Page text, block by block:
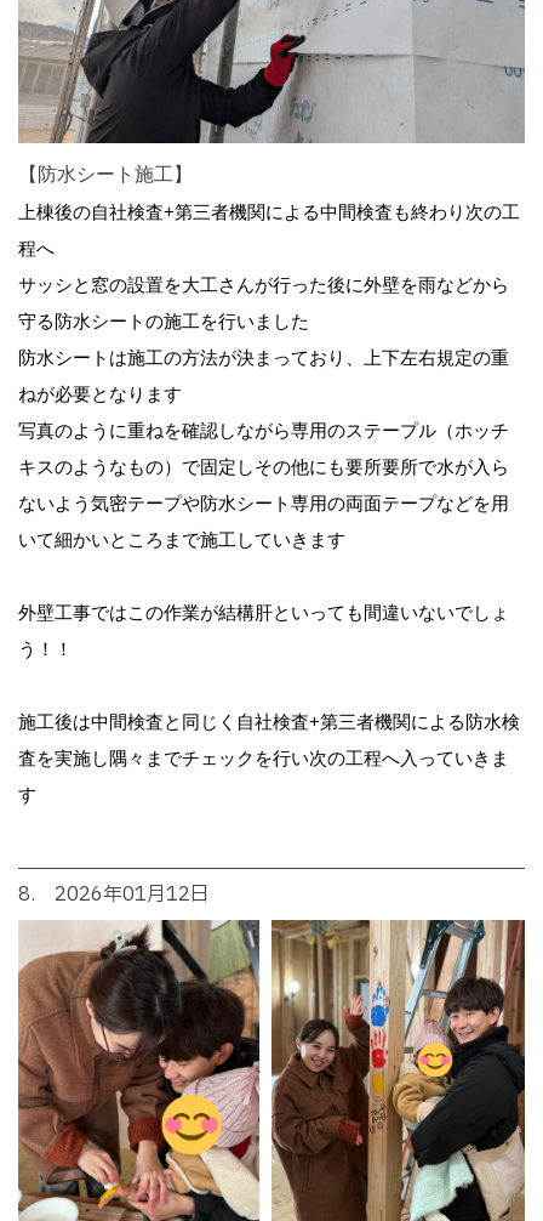
【防水シート施工】
上棟後の自社検査+第三者機関による中間検査も終わり次の工
程へ
サッシと窓の設置を大工さんが行った後に外壁を雨などから
守る防水シートの施工を行いました
防水シートは施工の方法が決まっており、上下左右規定の重
ねが必要となります
写真のように重ねを確認しながら専用のステープル（ホッチ
キスのようなもの）で固定しその他にも要所要所で水が入ら
ないよう気密テープや防水シート専用の両面テープなどを用
いて細かいところまで施工していきます
外壁工事ではこの作業が結構肝といっても間違いないでしょ
う！！
施工後は中間検査と同じく自社検査+第三者機関による防水検
査を実施し隅々までチェックを行い次の工程へ入っていきま
す
8. 2026年01月12日